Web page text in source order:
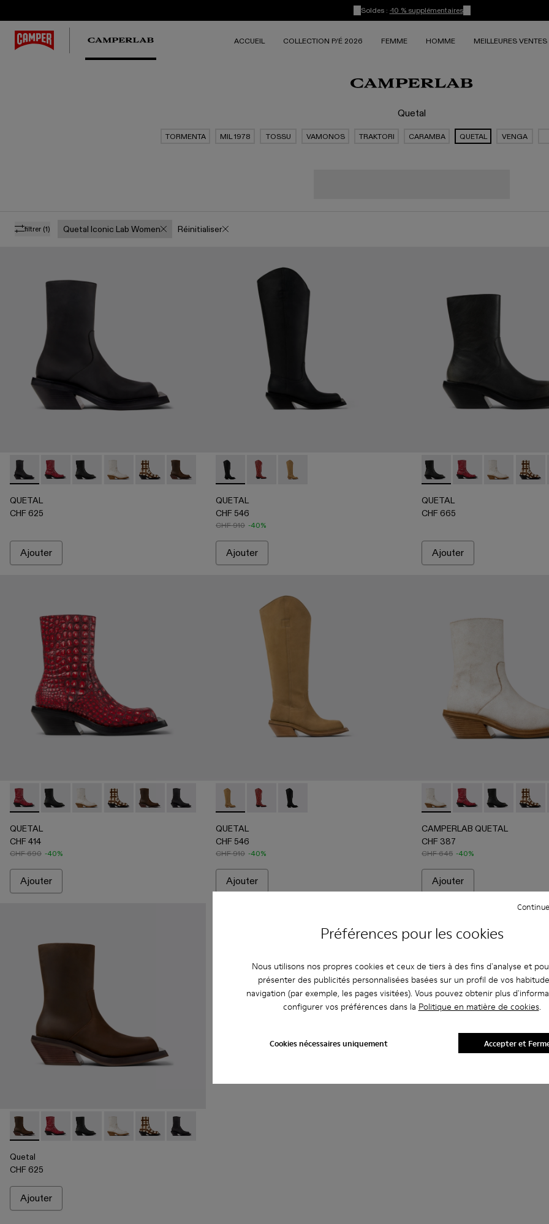
Préférences pour les cookies
Nous utilisons nos propres cookies et ceux de tiers à des fins d'analyse et
présenter des publicités personnalisées basées sur un profil de vos
navigation (par exemple, les pages visitées). Vous pouvez obtenir plus
configurer vos préférences dans la Politique en matière de cookies.
Cookies nécessaires uniquement Accepter et
Soldes : -10 % supplémentaires
ACCUEIL COLLECTION P/É 2026 FEMME HOMME MEILLEURES VENTES
Quetal
TORMENTA MIL 1978 TOSSU VAMONOS TRAKTORI CARAMBA QUETAL VENGA
filtrer (1) Quetal Iconic Lab Women Réinitialiser
QUETAL - A700021-001 - Bottes en nubuck noir
QUETAL - A700021-008 - Red
QUETAL - A700021-007 - Multicolor
QUETAL - A700021-004 - Bottes blanches en cuir craquelé
QUETAL - A700021-003 - Bottes en cuir à poils tartan marron écru
QUETAL - A700021-002 - Bottes en nubuck marron
QUETAL
CHF 625
Ajouter
QUETAL - A700027-003 - Black
QUETAL - A700027-005 - Red
QUETAL - A700027-004 - Brown
QUETAL
CHF 546
CHF 910 -40%
Ajouter
QUETAL - A700021-007 -
QUETAL - A700021-
QUETAL -
QUETAL
CHF 665
Ajouter
QUETAL - A700021-008 - Red
QUETAL - A700021-007 - Multicolor
QUETAL - A700021-004 - Bottes blanches en cuir craquelé
QUETAL - A700021-003 - Bottes en cuir à poils tartan marron écru
QUETAL - A700021-002 - Bottes en nubuck marron
QUETAL - A700021-001 - Bottes en nubuck noir
QUETAL
CHF 414
CHF 690 -40%
Ajouter
QUETAL - A700027-004 - Brown
QUETAL - A700027-005 - Red
QUETAL - A700027-003 - Black
QUETAL
CHF 546
CHF 910 -40%
Ajouter
CAMPERLAB QUETAL -
CAMPERLAB
CAMPERLAB QUETAL
CHF 387
CHF 645 -40%
Ajouter
Quetal - A700021-002 - Bottes en nubuck marron
Quetal - A700021-008 - Red
Quetal - A700021-007 - Multicolor
Quetal - A700021-004 - Bottes blanches en cuir craquelé
Quetal - A700021-003 - Bottes en cuir à poils tartan marron écru
Quetal - A700021-001 - Bottes en nubuck noir
Quetal
CHF 625
Ajouter